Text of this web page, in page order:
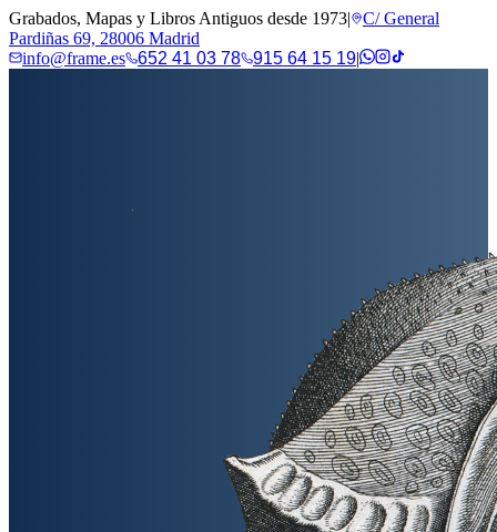
Grabados, Mapas y Libros Antiguos desde 1973|
C/ General
Pardiñas 69, 28006 Madrid
info@frame.es
652 41 03 78 915 64 15 19|